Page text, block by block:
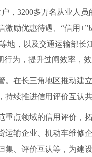
，3200多万名从业人
激励优惠待遇、“信用
地，以及交通运输部
行为，提升过闸效率，
在长三角地区推动建立
持续推进信用评价互认
点领域的信用评价，拓
运输企业、机动车维修
集、评价互认等，为建